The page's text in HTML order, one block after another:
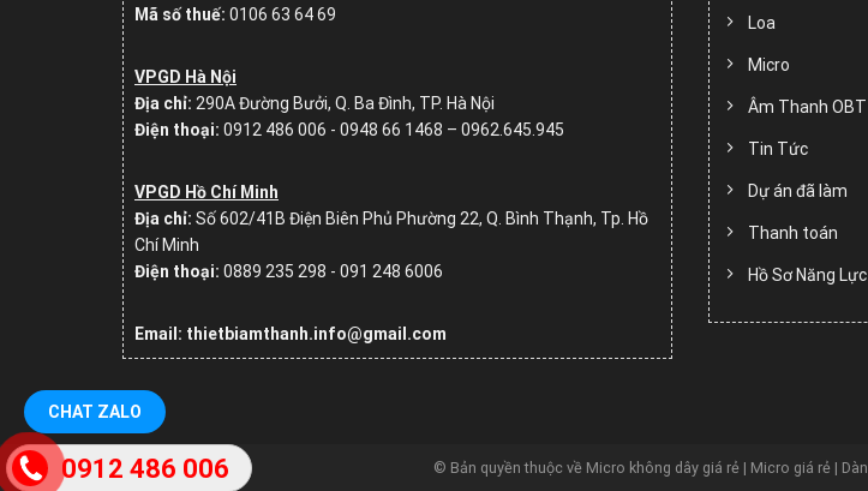
Mã số thuế: 0106 63 64 69
VPGD Hà Nội
Địa chỉ: 290A Đường Bưởi, Q. Ba Đình, TP. Hà Nội
Điện thoại: 0912 486 006 - 0948 66 1468 – 0962.645.945
VPGD Hồ Chí Minh
Địa chỉ: Số602/41B Điện Biên Phủ Phường 22, Q. Bình Thạnh, Tp. Hồ
Chí Minh
Điện thoại: 0889 235 298 - 091 248 6006
Email: thietbiamthanh.info@gmail.com
Loa
Micro
Âm Thanh OBT
Tin Tức
Dự án đã làm
Thanh toán
Hồ Sơ Năng Lực
© Bản quyền thuộc về Micro không dây giá rẻ | Micro giá rẻ |
CHAT ZALO
0912 486 006